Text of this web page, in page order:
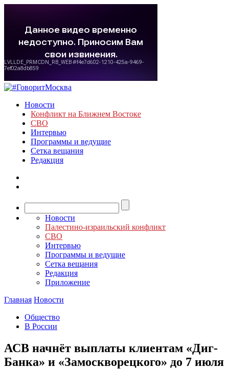
Новости
Конфликт на Ближнем Востоке
СВО
Интервью
Программы и ведущие
Сетка вещания
Редакция
Новости
Палестино-израильский конфликт
СВО
Интервью
Программы и ведущие
Сетка вещания
Редакция
Приложение
Главная Новости
Общество
В России
АСВ начнёт выплаты клиентам «Диг-
Банка» и «Замоскворецкого» до 7 июля